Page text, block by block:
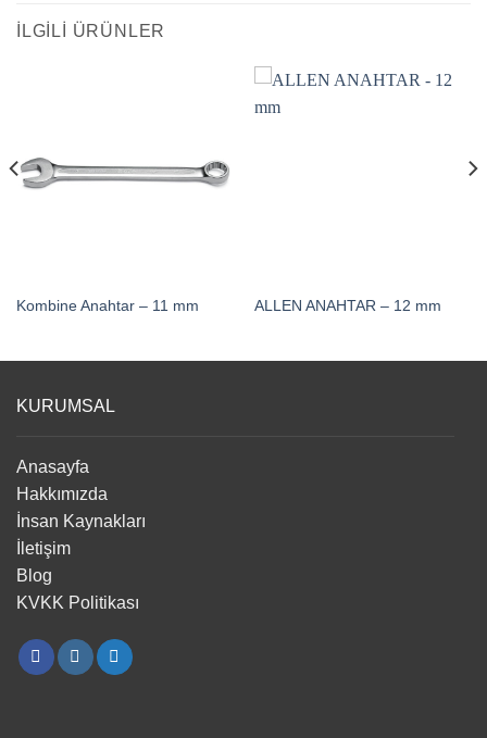
İLGILI ÜRÜNLER
Kombine Anahtar – 11 mm ALLEN ANAHTAR – 12 mm
KURUMSAL
Anasayfa
Hakkımızda
İnsan Kaynakları
İletişim
Blog
KVKK Politikası